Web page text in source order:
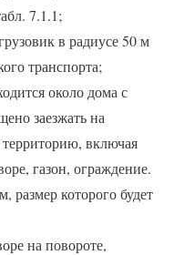
7.1.1;
в радиусе 50 м
транспорта;
около дома с
заезжать на
включая
газон, ограждение.
размер которого будет
на повороте,